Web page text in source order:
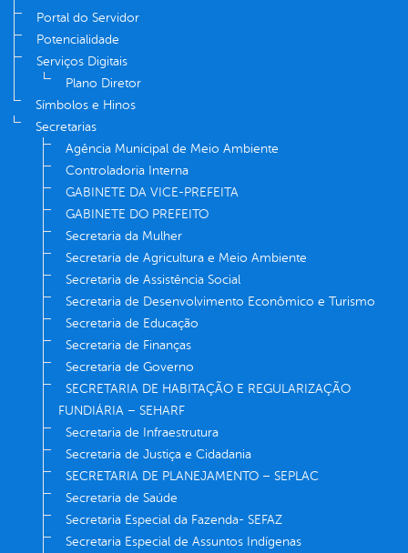
Portal do Servidor
Potencialidade
Serviços Digitais
Plano Diretor
Símbolos e Hinos
Secretarias
Agência Municipal de Meio Ambiente
Controladoria Interna
GABINETE DA VICE-PREFEITA
GABINETE DO PREFEITO
Secretaria da Mulher
Secretaria de Agricultura e Meio Ambiente
Secretaria de Assistência Social
Secretaria de Desenvolvimento Econômico e Turismo
Secretaria de Educação
Secretaria de Finanças
Secretaria de Governo
SECRETARIA DE HABITAÇÃO E REGULARIZAÇÃO
FUNDIÁRIA – SEHARF
Secretaria de Infraestrutura
Secretaria de Justiça e Cidadania
SECRETARIA DE PLANEJAMENTO – SEPLAC
Secretaria de Saúde
Secretaria Especial da Fazenda- SEFAZ
Secretaria Especial de Assuntos Indígenas